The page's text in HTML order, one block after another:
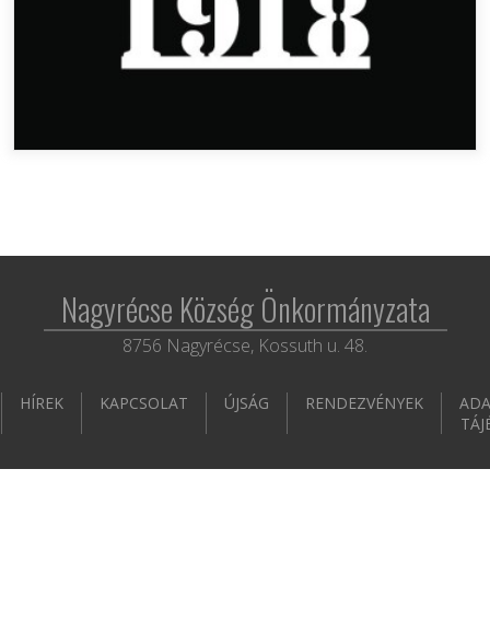
Nagyrécse Község Önkormányzata
8756 Nagyrécse, Kossuth u. 48.
HÍREK KAPCSOLAT ÚJSÁG RENDEZVÉNYEK